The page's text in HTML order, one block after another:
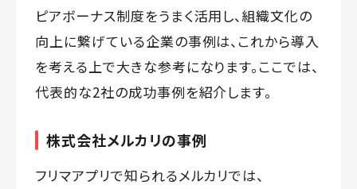
ピアボーナス制度をうまく活用し、組織文化の
向上に繋げている企業の事例は、これから導入
を考える上で大きな参考になります。ここでは、
代表的な2社の成功事例を紹介します。
株式会社メルカリの事例
フリマアプリで知られるメルカリでは、